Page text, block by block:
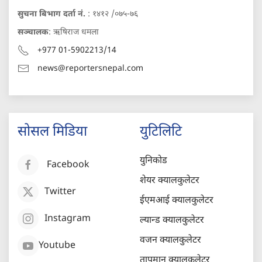
सुचना बिभाग दर्ता नं. : १४१२ /०७५-७६
सञ्चालक: ऋषिराज धमला
+977 01-5902213/14
news@reportersnepal.com
सोसल मिडिया
Facebook
Twitter
Instagram
Youtube
युटिलिटि
युनिकोड
शेयर क्यालकुलेटर
ईएमआई क्यालकुलेटर
ल्यान्ड क्यालकुलेटर
वजन क्यालकुलेटर